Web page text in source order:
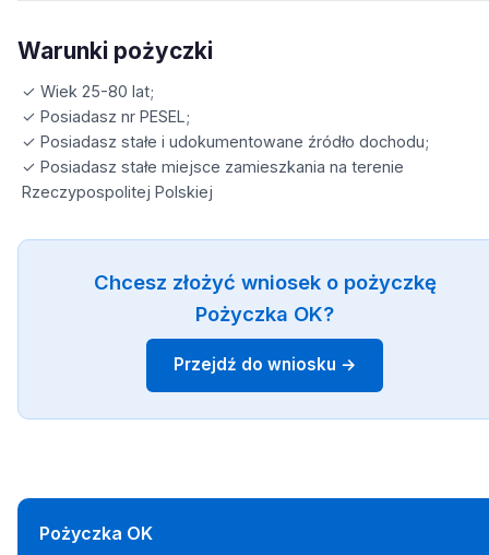
Warunki pożyczki
✓ Wiek 25-80 lat;
✓ Posiadasz nr PESEL;
✓ Posiadasz stałe i udokumentowane źródło dochodu;
✓ Posiadasz stałe miejsce zamieszkania na terenie
Rzeczypospolitej Polskiej
Chcesz złożyć wniosek o pożyczkę
Pożyczka OK?
Przejdź do wniosku →
Pożyczka OK